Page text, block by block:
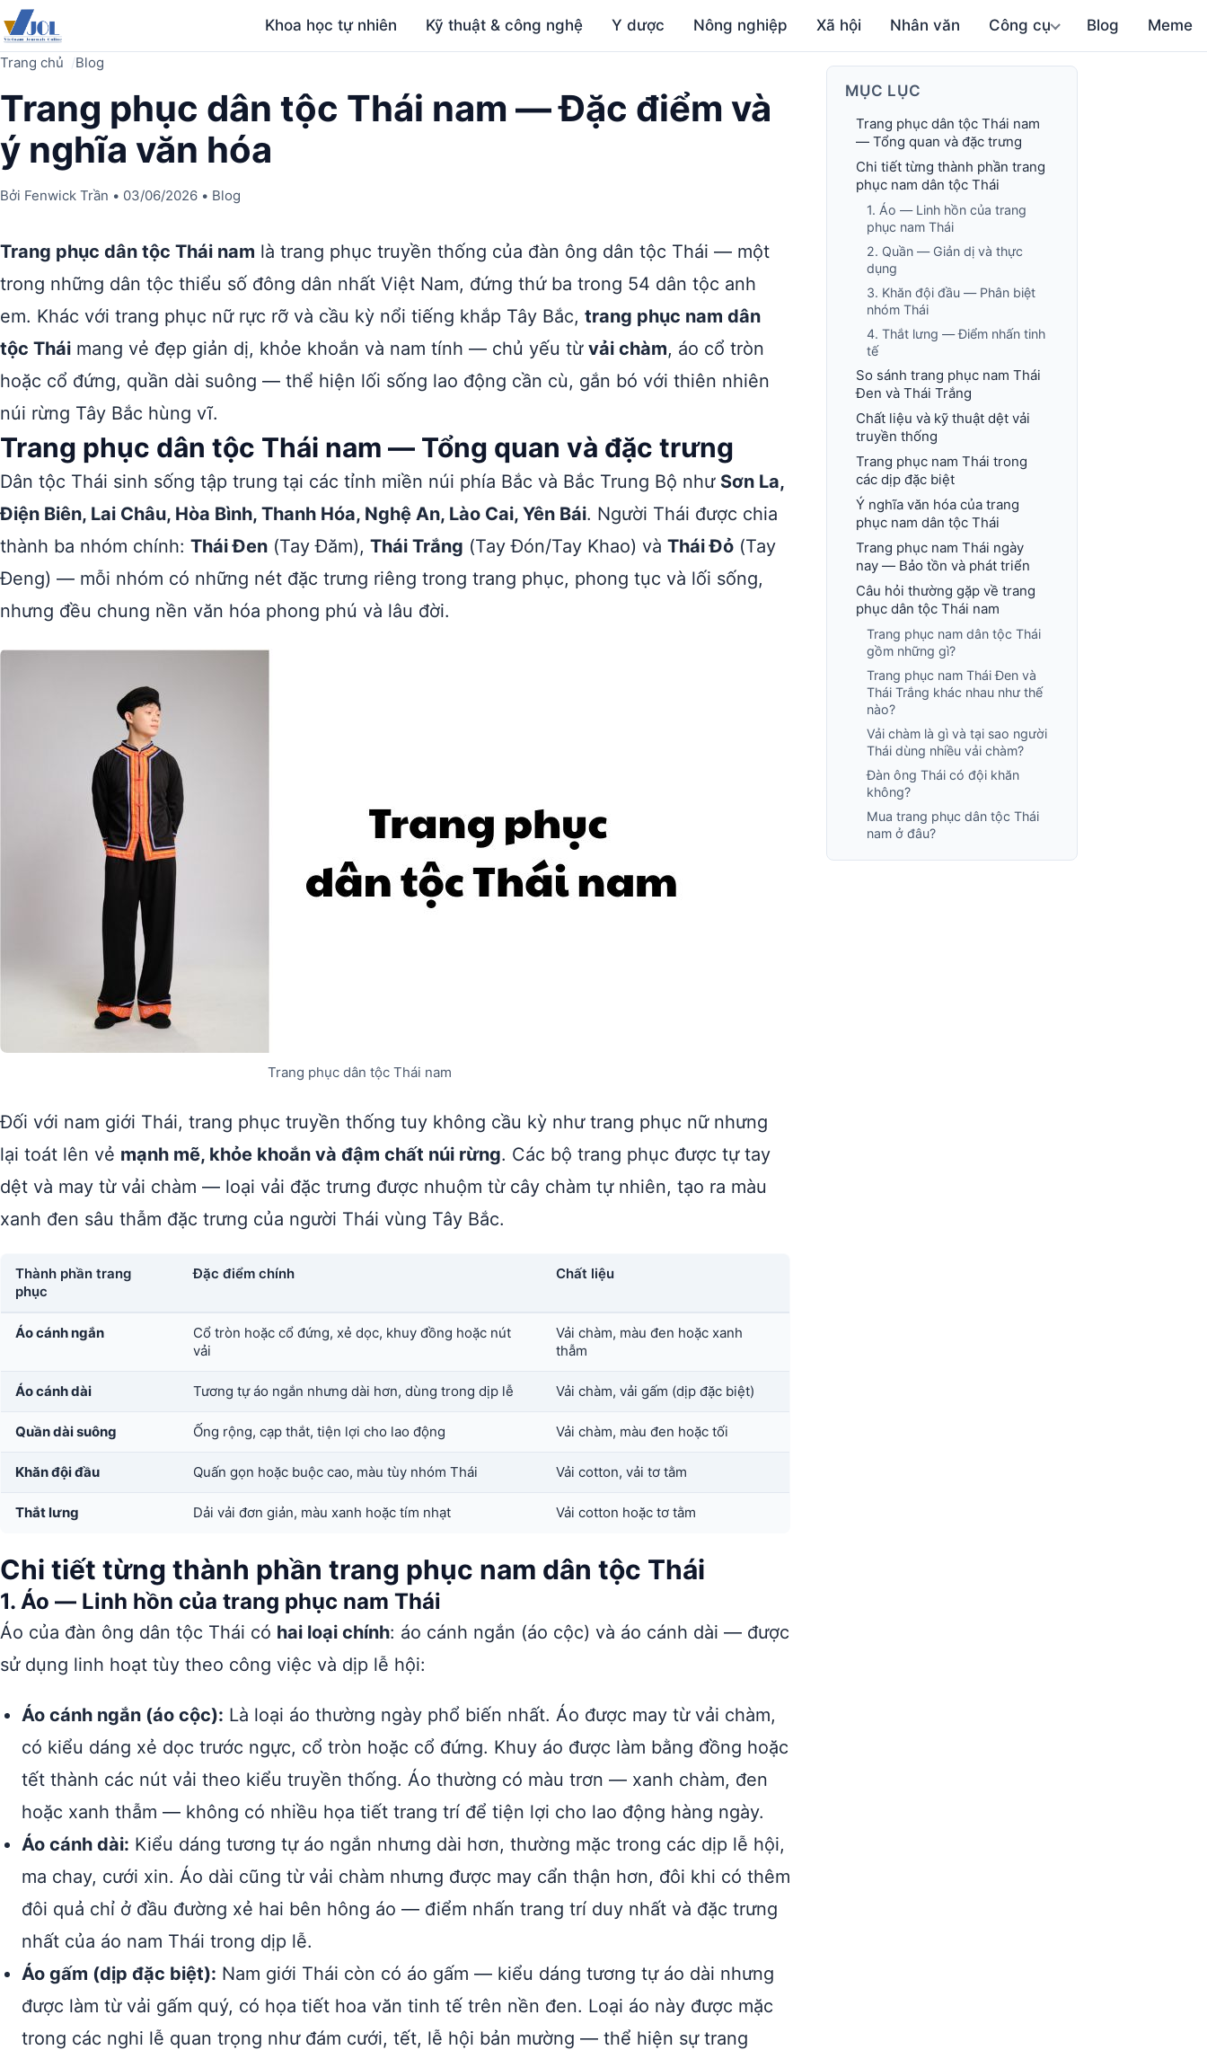
Khoa học tự nhiên Kỹ thuật & công nghệ Y dược Nông nghiệp Xã hội Nhân văn Công cụ Blog Meme
Trang chủ Blog
Trang phục dân tộc Thái nam — Đặc điểm và
ý nghĩa văn hóa
Bởi Fenwick Trần • 03/06/2026 • Blog
Trang phục dân tộc Thái nam là trang phục truyền thống của đàn ông dân tộc Thái — một
trong những dân tộc thiểu số đông dân nhất Việt Nam, đứng thứ ba trong 54 dân tộc anh
em. Khác với trang phục nữ rực rỡ và cầu kỳ nổi tiếng khắp Tây Bắc, trang phục nam dân
tộc Thái mang vẻ đẹp giản dị, khỏe khoắn và nam tính — chủ yếu từ vải chàm, áo cổ tròn
hoặc cổ đứng, quần dài suông — thể hiện lối sống lao động cần cù, gắn bó với thiên nhiên
núi rừng Tây Bắc hùng vĩ.
Trang phục dân tộc Thái nam — Tổng quan và đặc trưng
Dân tộc Thái sinh sống tập trung tại các tỉnh miền núi phía Bắc và Bắc Trung Bộ như Sơn La,
Điện Biên, Lai Châu, Hòa Bình, Thanh Hóa, Nghệ An, Lào Cai, Yên Bái. Người Thái được chia
thành ba nhóm chính: Thái Đen (Tay Đăm), Thái Trắng (Tay Đón/Tay Khao) và Thái Đỏ (Tay
Đeng) — mỗi nhóm có những nét đặc trưng riêng trong trang phục, phong tục và lối sống,
nhưng đều chung nền văn hóa phong phú và lâu đời.
Trang phục dân tộc Thái nam
Đối với nam giới Thái, trang phục truyền thống tuy không cầu kỳ như trang phục nữ nhưng
lại toát lên vẻ mạnh mẽ, khỏe khoắn và đậm chất núi rừng. Các bộ trang phục được tự tay
dệt và may từ vải chàm — loại vải đặc trưng được nhuộm từ cây chàm tự nhiên, tạo ra màu
xanh đen sâu thẫm đặc trưng của người Thái vùng Tây Bắc.
Thành phần trang
phục
Đặc điểm chính Chất liệu
Áo cánh ngắn
Cổ tròn hoặc cổ đứng, xẻ dọc, khuy đồng hoặc nút
vải
Vải chàm, màu đen hoặc xanh
thẫm
Áo cánh dài Tương tự áo ngắn nhưng dài hơn, dùng trong dịp lễ Vải chàm, vải gấm (dịp đặc biệt)
Quần dài suông Ống rộng, cạp thắt, tiện lợi cho lao động Vải chàm, màu đen hoặc tối
Khăn đội đầu Quấn gọn hoặc buộc cao, màu tùy nhóm Thái Vải cotton, vải tơ tằm
Thắt lưng Dải vải đơn giản, màu xanh hoặc tím nhạt Vải cotton hoặc tơ tằm
Chi tiết từng thành phần trang phục nam dân tộc Thái
1. Áo — Linh hồn của trang phục nam Thái
Áo của đàn ông dân tộc Thái có hai loại chính: áo cánh ngắn (áo cộc) và áo cánh dài — được
sử dụng linh hoạt tùy theo công việc và dịp lễ hội:
Áo cánh ngắn (áo cộc): Là loại áo thường ngày phổ biến nhất. Áo được may từ vải chàm,
có kiểu dáng xẻ dọc trước ngực, cổ tròn hoặc cổ đứng. Khuy áo được làm bằng đồng hoặc
tết thành các nút vải theo kiểu truyền thống. Áo thường có màu trơn — xanh chàm, đen
hoặc xanh thẫm — không có nhiều họa tiết trang trí để tiện lợi cho lao động hàng ngày.
Áo cánh dài: Kiểu dáng tương tự áo ngắn nhưng dài hơn, thường mặc trong các dịp lễ hội,
ma chay, cưới xin. Áo dài cũng từ vải chàm nhưng được may cẩn thận hơn, đôi khi có thêm
đôi quả chỉ ở đầu đường xẻ hai bên hông áo — điểm nhấn trang trí duy nhất và đặc trưng
nhất của áo nam Thái trong dịp lễ.
Áo gấm (dịp đặc biệt): Nam giới Thái còn có áo gấm — kiểu dáng tương tự áo dài nhưng
được làm từ vải gấm quý, có họa tiết hoa văn tinh tế trên nền đen. Loại áo này được mặc
trong các nghi lễ quan trọng như đám cưới, tết, lễ hội bản mường — thể hiện sự trang
MỤC LỤC
Trang phục dân tộc Thái nam
— Tổng quan và đặc trưng
Chi tiết từng thành phần trang
phục nam dân tộc Thái
1. Áo — Linh hồn của trang
phục nam Thái
2. Quần — Giản dị và thực
dụng
3. Khăn đội đầu — Phân biệt
nhóm Thái
4. Thắt lưng — Điểm nhấn tinh
tế
So sánh trang phục nam Thái
Đen và Thái Trắng
Chất liệu và kỹ thuật dệt vải
truyền thống
Trang phục nam Thái trong
các dịp đặc biệt
Ý nghĩa văn hóa của trang
phục nam dân tộc Thái
Trang phục nam Thái ngày
nay — Bảo tồn và phát triển
Câu hỏi thường gặp về trang
phục dân tộc Thái nam
Trang phục nam dân tộc Thái
gồm những gì?
Trang phục nam Thái Đen và
Thái Trắng khác nhau như thế
nào?
Vải chàm là gì và tại sao người
Thái dùng nhiều vải chàm?
Đàn ông Thái có đội khăn
không?
Mua trang phục dân tộc Thái
nam ở đâu?